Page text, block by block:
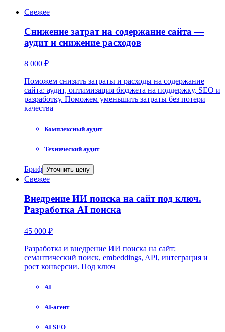
Свежее
Снижение затрат на содержание сайта —
аудит и снижение расходов
8 000 ₽
Поможем снизить затраты и расходы на содержание
сайта: аудит, оптимизация бюджета на поддержку, SEO и
разработку. Поможем уменьшить затраты без потери
качества
Комплексный аудит
Технический аудит
Бриф Уточнить цену
Свежее
Внедрение ИИ поиска на сайт под ключ.
Разработка AI поиска
45 000 ₽
Разработка и внедрение ИИ поиска на сайт:
семантический поиск, embeddings, API, интеграция и
рост конверсии. Под ключ
AI
AI-агент
AI SEO